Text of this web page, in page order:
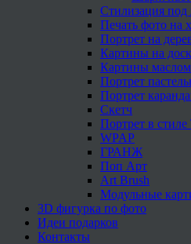
Стилизация
Печать фото на
Портрет на
Картины на
Картины маслом
Портрет
Портрет
Скетч
Портрет в
WPAP
ГРАНЖ
Поп Арт
Art Brush
Модульные
3D фигурка по фото
Идеи подарков
Контакты